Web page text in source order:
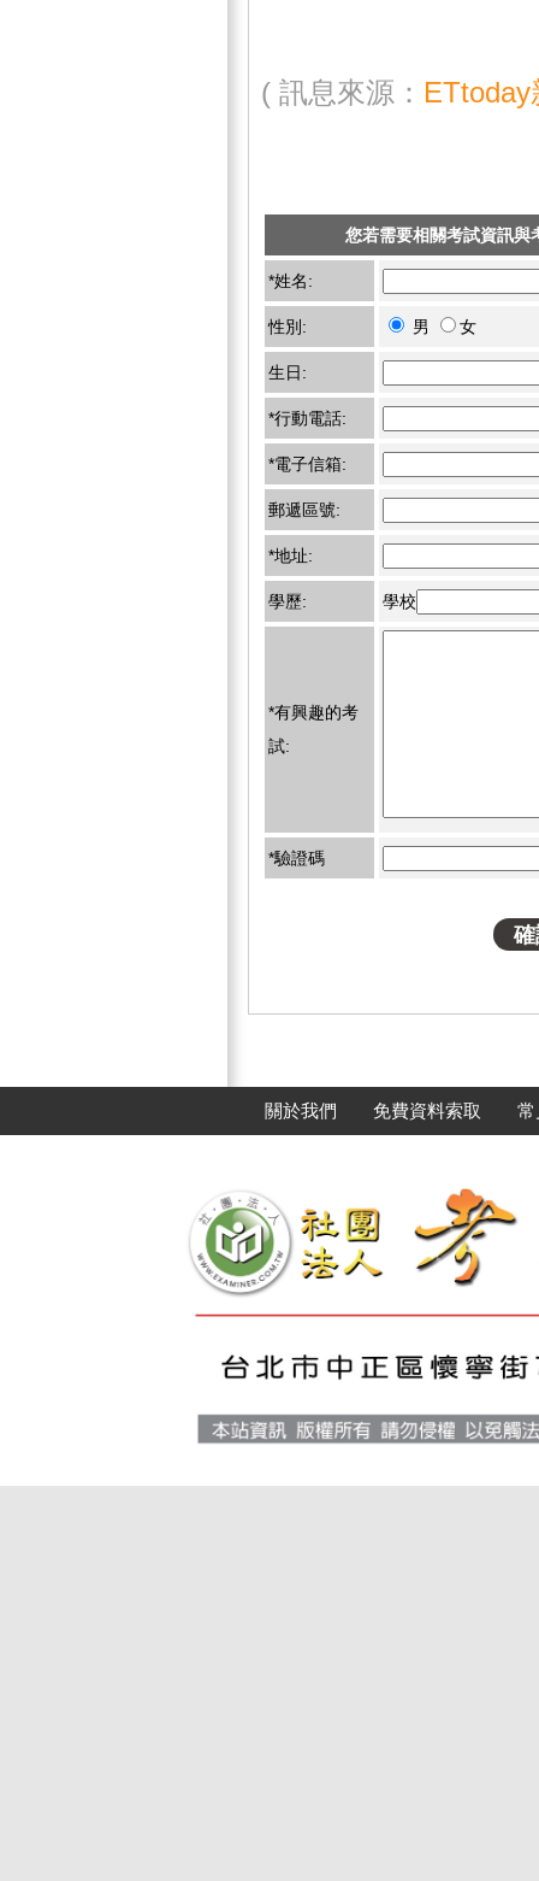
( 訊息來源：
您若需要相關考試資訊與
*姓名:
性別: 男 女
生日:
*行動電話:
*電子信箱:
郵遞區號:
*地址:
學歷: 學校
*有興趣的考
試:
*驗證碼
關於我們 免費資料索取 常